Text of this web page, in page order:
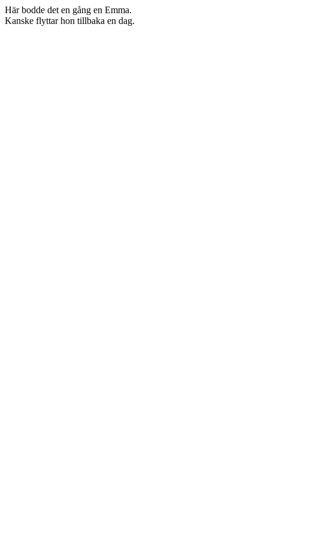
Här bodde det en gång en Emma.
Kanske flyttar hon tillbaka en dag.